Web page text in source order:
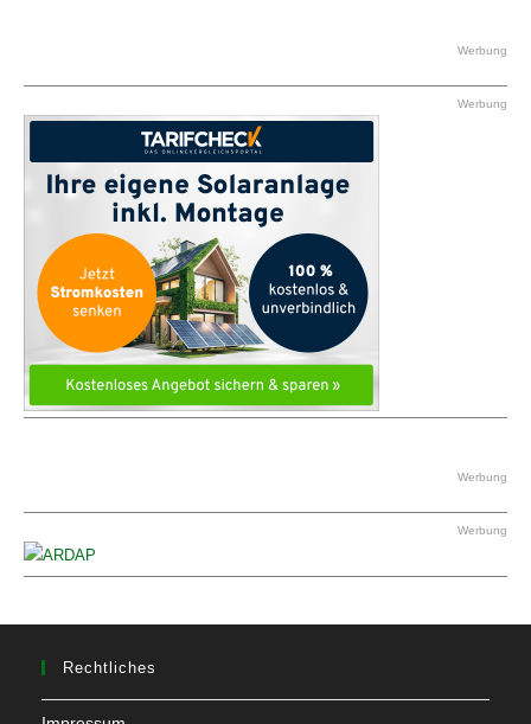
Werbung
Werbung
Werbung
Werbung
Rechtliches